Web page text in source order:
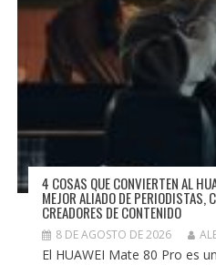
4 COSAS QUE CONVIERTEN AL
MEJOR ALIADO DE PERIODISTAS,
CREADORES DE CONTENIDO
8 DE AGOSTO DE 2026
El HUAWEI Mate 80 Pro es